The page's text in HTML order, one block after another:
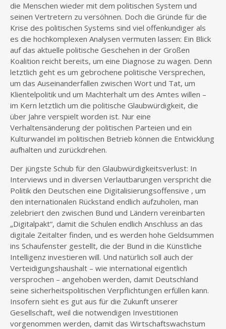
die Menschen wieder mit dem politischen System und
seinen Vertretern zu versöhnen. Doch die Gründe für die
Krise des politischen Systems sind viel offenkundiger als
es die hochkomplexen Analysen vermuten lassen: Ein Blick
auf das aktuelle politische Geschehen in der Großen
Koalition reicht bereits, um eine Diagnose zu wagen. Denn
letztlich geht es um gebrochene politische Versprechen,
um das Auseinanderfallen zwischen Wort und Tat, um
Klientelpolitik und um Machterhalt um des Amtes willen –
im Kern letztlich um die politische Glaubwürdigkeit, die
über Jahre verspielt worden ist. Nur eine
Verhaltensänderung der politischen Parteien und ein
Kulturwandel im politischen Betrieb können die Entwicklung
aufhalten und zurückdrehen.
Der jüngste Schub für den Glaubwürdigkeitsverlust: In
Interviews und in diversen Verlautbarungen verspricht die
Politik den Deutschen eine Digitalisierungsoffensive , um
den internationalen Rückstand endlich aufzuholen, man
zelebriert den zwischen Bund und Ländern vereinbarten
„Digitalpakt“, damit die Schulen endlich Anschluss an das
digitale Zeitalter finden, und es werden hohe Geldsummen
ins Schaufenster gestellt, die der Bund in die Künstliche
Intelligenz investieren will. Und natürlich soll auch der
Verteidigungshaushalt – wie international eigentlich
versprochen – angehoben werden, damit Deutschland
seine sicherheitspolitischen Verpflichtungen erfüllen kann.
Insofern sieht es gut aus für die Zukunft unserer
Gesellschaft, weil die notwendigen Investitionen
vorgenommen werden, damit das Wirtschaftswachstum